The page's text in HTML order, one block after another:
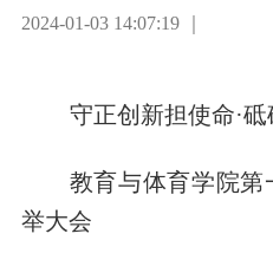
2024-01-03 14:07:19 ｜
守正创新担使命·
教育与体育学院
举大会